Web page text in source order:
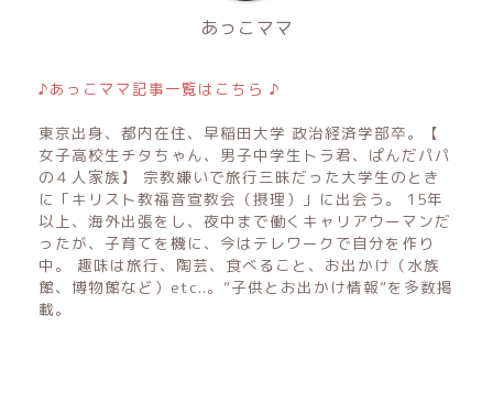
あっこママ
♪あっこママ記事一覧はこちら ♪
東京出身、都内在住、早稲田大学 政治経済学部卒。【
女子高校生チタちゃん、男子中学生トラ君、ぱんだパパ
の４人家族】 宗教嫌いで旅行三昧だった大学生のとき
に「キリスト教福音宣教会（摂理）」に出会う。 15年
以上、海外出張をし、夜中まで働くキャリアウーマンだ
ったが、子育てを機に、今はテレワークで自分を作り
中。 趣味は旅行、陶芸、食べること、お出かけ（水族
館、博物館など）etc..。”子供とお出かけ情報”を多数掲
載。